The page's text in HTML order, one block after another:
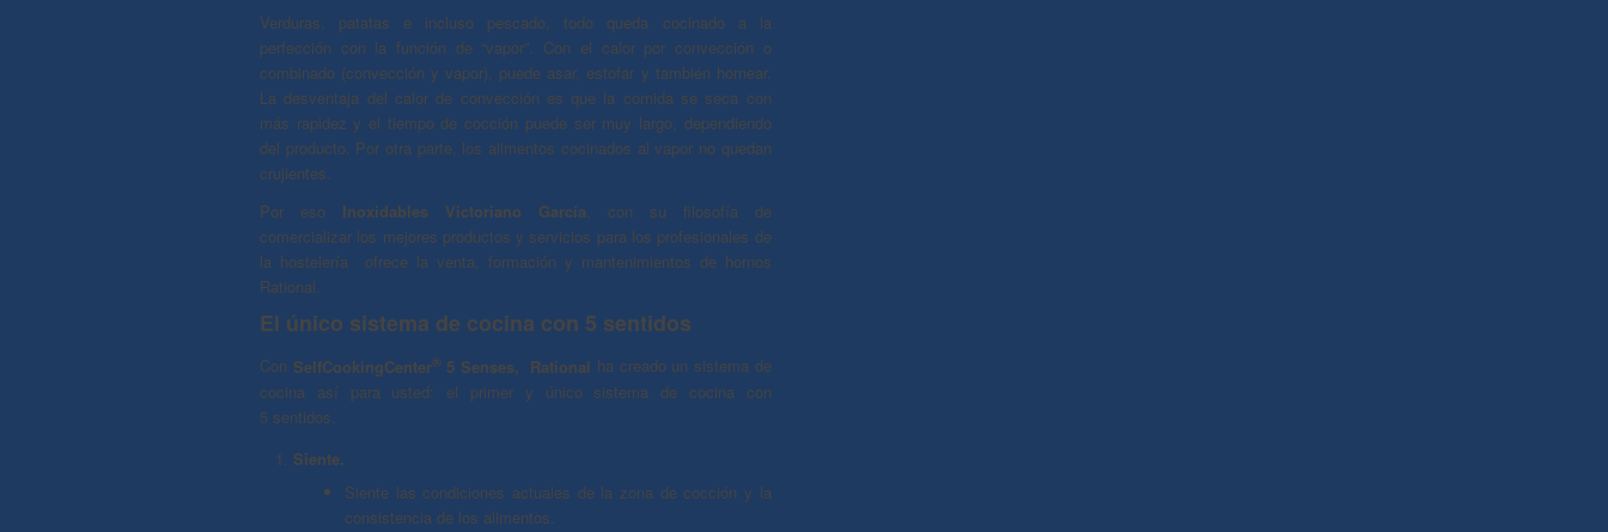
Verduras, patatas e incluso pescado, todo queda cocinado a la
perfección con la función de “vapor”. Con el calor por convección o
combinado (convección y vapor), puede asar, estofar y también hornear.
La desventaja del calor de convección es que la comida se seca con
más rapidez y el tiempo de cocción puede ser muy largo, dependiendo
del producto. Por otra parte, los alimentos cocinados al vapor no quedan
crujientes.
Por eso Inoxidables Victoriano García, con su filosofía de
comercializar los mejores productos y servicios para los profesionales de
la hostelería ofrece la venta, formación y mantenimientos de hornos
Rational.
El único sistema de cocina con 5 sentidos
Con SelfCookingCenter® 5 Senses, Rational ha creado un sistema de
cocina así para usted: el primer y único sistema de cocina con
5 sentidos.
Siente.
Siente las condiciones actuales de la zona de cocción y la
consistencia de los alimentos.